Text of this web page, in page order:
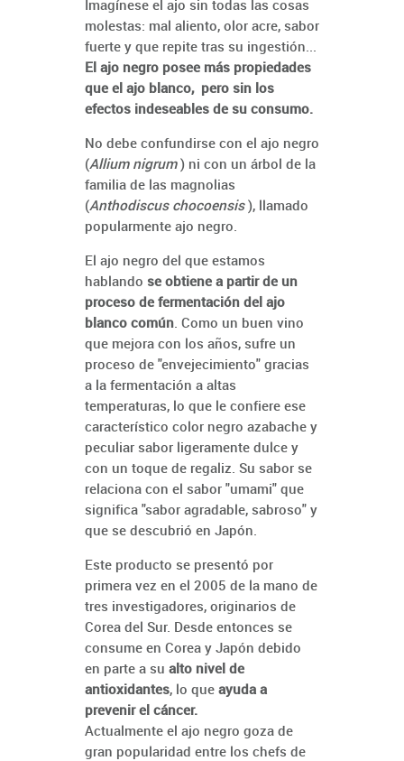
Imagínese el ajo sin todas las cosas
molestas: mal aliento, olor acre, sabor
fuerte y que repite tras su ingestión...
El ajo negro posee más propiedades
que el ajo blanco, pero sin los
efectos indeseables de su consumo.
No debe confundirse con el ajo negro
(Allium nigrum) ni con un árbol de la
familia de las magnolias
(Anthodiscus chocoensis), llamado
popularmente ajo negro.
El ajo negro del que estamos
hablando se obtiene a partir de un
proceso de fermentación del ajo
blanco común. Como un buen vino
que mejora con los años, sufre un
proceso de "envejecimiento" gracias
a la fermentación a altas
temperaturas, lo que le confiere ese
característico color negro azabache y
peculiar sabor ligeramente dulce y
con un toque de regaliz. Su sabor se
relaciona con el sabor "umami" que
significa "sabor agradable, sabroso" y
que se descubrió en Japón.
Este producto se presentó por
primera vez en el 2005 de la mano de
tres investigadores, originarios de
Corea del Sur. Desde entonces se
consume en Corea y Japón debido
en parte a su alto nivel de
antioxidantes, lo que ayuda a
prevenir el cáncer.
Actualmente el ajo negro goza de
gran popularidad entre los chefs de